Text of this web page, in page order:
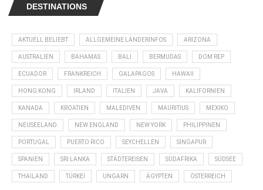
DESTINATIONS
AKTUELL BELIEBT ALLGEMEINE LÄNDERINFOS ARIZONA
AUSTRALIEN BAHAMAS BALI BERMUDAS DOM REP
ECUADOR FRANKREICH GALAPAGOS HAWAII
HONG KONG IRLAND ITALIEN JAVA KALIFORNIEN
KANADA KROATIEN MALEDIVEN MAURITIUS MEXIKO
NEUSEELAND NEW ENGLAND NEW YORK PHILIPPINEN
PORTUGAL PUERTO RICO SEYCHELLEN SINGAPUR
SPANIEN SRI LANKA STÄDTEREISEN SÜDAFRIKA SÜDSEE
THAILAND TÜRKEI UNGARN ÄGYPTEN ÖSTERREICH